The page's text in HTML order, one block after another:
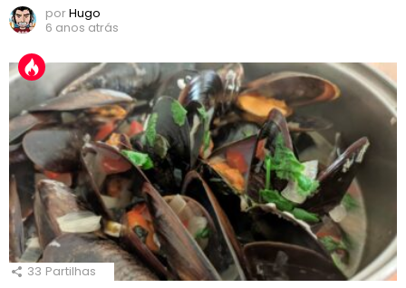
porHugo
6 anos atrás
33 Partilhas